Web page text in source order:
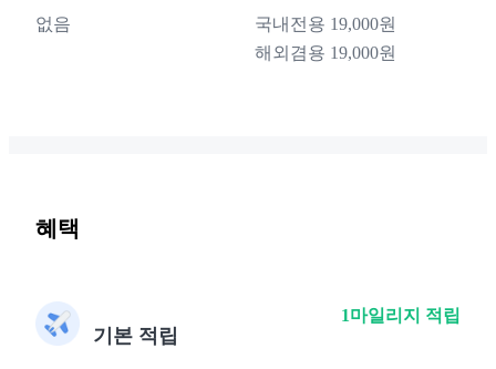
없음
국내전용 19,000원
해외겸용 19,000원
혜택
기본 적립
1마일리지 적립